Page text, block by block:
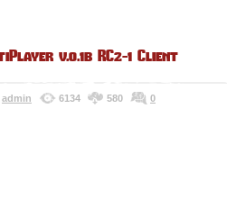
v.0.1b RC2-1 Client
admin 6134 580 0